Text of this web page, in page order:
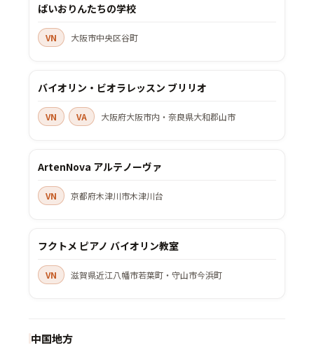
ばいおりんたちの学校
VN 大阪市中央区谷町
バイオリン・ビオラレッスン ブリリオ
VN VA 大阪府大阪市内・奈良県大和郡山市
ArtenNova アルテノーヴァ
VN 京都府木津川市木津川台
フクトメ ピアノ バイオリン教室
VN 滋賀県近江八幡市若葉町・守山市今浜町
中国地方